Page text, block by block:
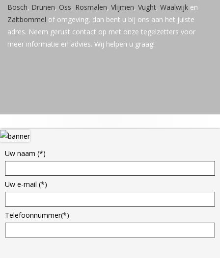
Bosch, Drunen, Oss, Rosmalen, Vlijmen, Vught, Waalwijk en
Zaltbommel of omgeving, dan bent u bij ons aan het juiste
adres. Neem gerust contact op met onze tegelzetters voor
meer informatie en advies. Wij helpen u graag!
Hoofd
sidebar
Uw naam (*)
Uw e-mail (*)
Telefoonnummer(*)